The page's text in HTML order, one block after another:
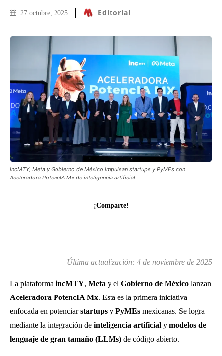
27 octubre, 2025 Editorial
incMTY, Meta y Gobierno de México impulsan startups y PyMEs con
Aceleradora PotencIA Mx de inteligencia artificial
¡Comparte!
Última actualización: 4 de noviembre de 2025
La plataforma incMTY, Meta y el Gobierno de México lanzan
Aceleradora PotencIA Mx. Esta es la primera iniciativa
enfocada en potenciarstartups y PyMEs mexicanas. Se logra
mediante la integración de inteligencia artificial y modelos de
lenguaje de gran tamaño (LLMs) de código abierto.